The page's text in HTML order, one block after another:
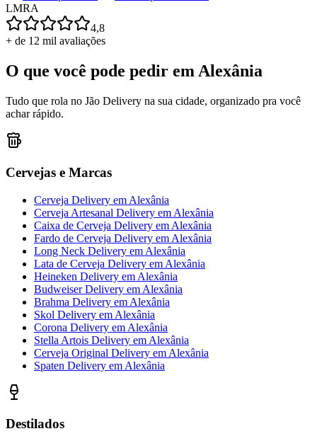
LMRA
4,8
+ de 12 mil avaliações
O que você pode pedir emAlexânia
Tudo que rola no Jão Delivery na sua cidade, organizado pra você
achar rápido.
Cervejas e Marcas
Cerveja Delivery em Alexânia
Cerveja Artesanal Delivery em Alexânia
Caixa de Cerveja Delivery em Alexânia
Fardo de Cerveja Delivery em Alexânia
Long Neck Delivery em Alexânia
Lata de Cerveja Delivery em Alexânia
Heineken Delivery em Alexânia
Budweiser Delivery em Alexânia
Brahma Delivery em Alexânia
Skol Delivery em Alexânia
Corona Delivery em Alexânia
Stella Artois Delivery em Alexânia
Cerveja Original Delivery em Alexânia
Spaten Delivery em Alexânia
Destilados